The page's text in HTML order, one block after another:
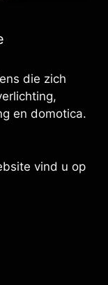
die zich
en domotica.
vind u op